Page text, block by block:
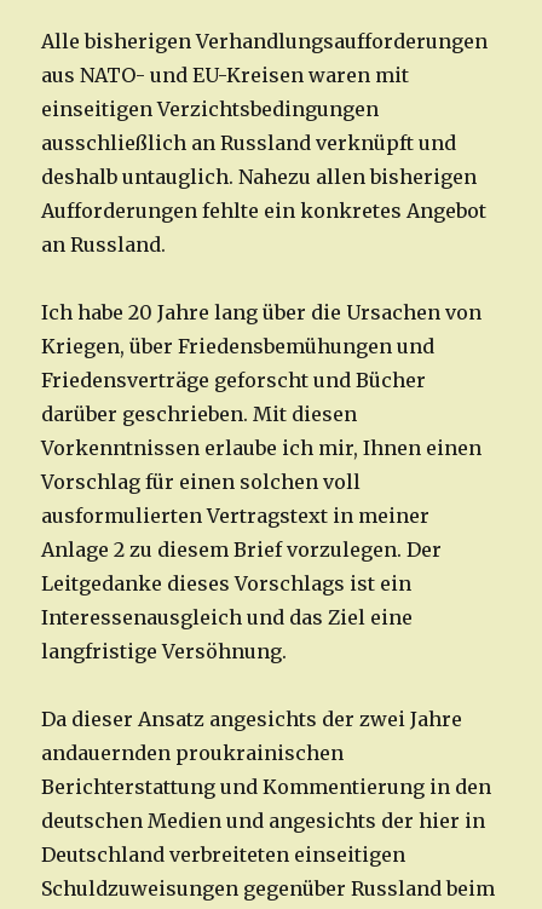
Alle bisherigen Verhandlungsaufforderungen
aus NATO- und EU-Kreisen waren mit
einseitigen Verzichtsbedingungen
ausschließlich an Russland verknüpft und
deshalb untauglich. Nahezu allen bisherigen
Aufforderungen fehlte ein konkretes Angebot
an Russland.
Ich habe 20 Jahre lang über die Ursachen von
Kriegen, über Friedensbemühungen und
Friedensverträge geforscht und Bücher
darüber geschrieben. Mit diesen
Vorkenntnissen erlaube ich mir, Ihnen einen
Vorschlag für einen solchen voll
ausformulierten Vertragstext in meiner
Anlage 2 zu diesem Brief vorzulegen. Der
Leitgedanke dieses Vorschlags ist ein
Interessenausgleich und das Ziel eine
langfristige Versöhnung.
Da dieser Ansatz angesichts der zwei Jahre
andauernden proukrainischen
Berichterstattung und Kommentierung in den
deutschen Medien und angesichts der hier in
Deutschland verbreiteten einseitigen
Schuldzuweisungen gegenüber Russland beim